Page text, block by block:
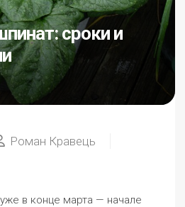
сроки и
Роман Кравець
в конце марта — начале